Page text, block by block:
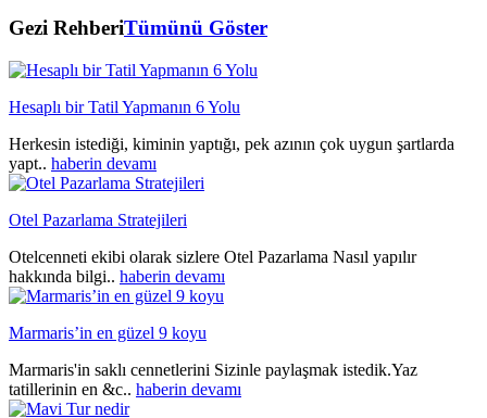
Gezi RehberiTümünü Göster
Hesaplı bir Tatil Yapmanın 6 Yolu
Herkesin istediği, kiminin yaptığı, pek azının çok uygun şartlarda
yapt.. haberin devamı
Otel Pazarlama Stratejileri
Otelcenneti ekibi olarak sizlere Otel Pazarlama Nasıl yapılır
hakkında bilgi.. haberin devamı
Marmaris’in en güzel 9 koyu
Marmaris'in saklı cennetlerini Sizinle paylaşmak istedik.Yaz
tatillerinin en &c.. haberin devamı